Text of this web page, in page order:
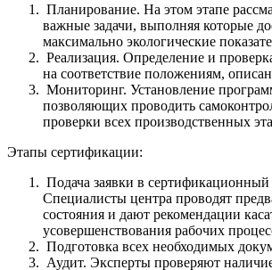
Планирование. На этом этапе
важные задачи, выполняя которые
максимально экологические
Реализация. Определение и
на соответствие положениям,
Мониторинг. Установление
позволяющих проводить
проверки всех производственных
Этапы сертификации:
Подача заявки в сертификационный
Специалисты центра проводят
состояния и дают рекомендации
усовершенствования рабочих
Подготовка всех необходимых
Аудит. Эксперты проверяют